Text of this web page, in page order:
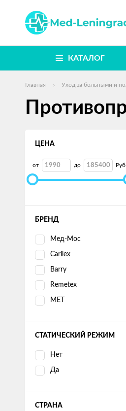
КАТАЛОГ
Главная Уход за больными и
ЦЕНА
от до Руб.
БРЕНД
Мед-Мос
Carilex
Barry
Remetex
MET
СТАТИЧЕСКИЙ РЕЖИМ
Нет
Да
СТРАНА